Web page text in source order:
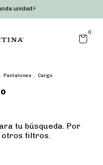
unidad⚡
0
. Pantalones . Cargo
tu búsqueda. Por
otros filtros.